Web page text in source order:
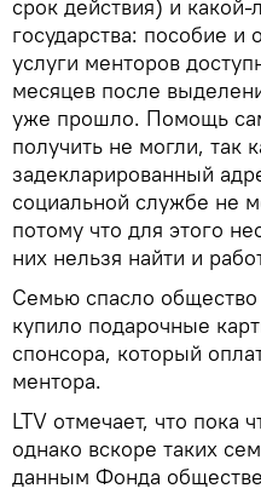
срок действия) и
государства: пособие и
услуги менторов
месяцев после
уже прошло. Помощь
получить не могли, так
задекларированный
социальной службе не
потому что для этого
них нельзя найти и
Семью спасло
купило подарочные
спонсора, который
ментора.
LTV отмечает, что пока
однако вскоре таких
данным Фонда